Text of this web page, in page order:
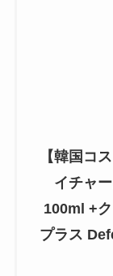
【韓国コ
イチャ
100ml +
プラス